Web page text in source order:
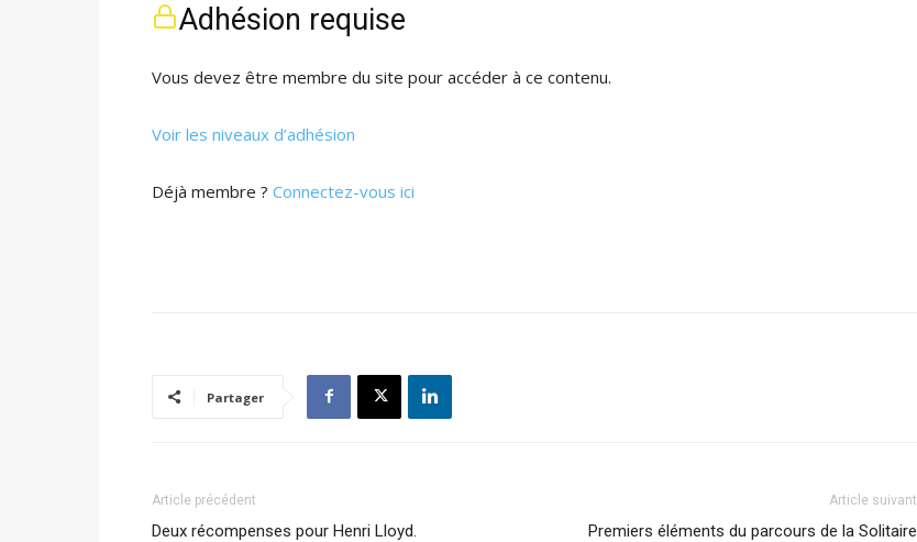
Adhésion requise
Vous devez être membre du site pour accéder à ce contenu.
Voir les niveaux d’adhésion
Déjà membre ? Connectez-vous ici
Partager
Article précédent
Deux récompenses pour Henri Lloyd.
Article suivant
Premiers éléments du parcours de la Solitaire